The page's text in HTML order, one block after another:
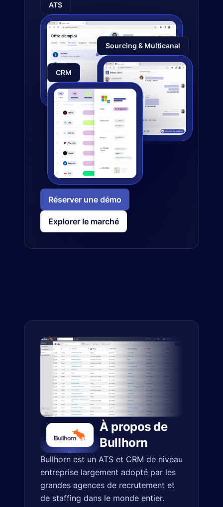
ATS
Sourcing & Multicanal
CRM
Réserver une démo
Explorer le marché
À propos de
Bullhorn
Bullhorn est un ATS et CRM de niveau
entreprise largement adopté par les
grandes agences de recrutement et
de staffing dans le monde entier.